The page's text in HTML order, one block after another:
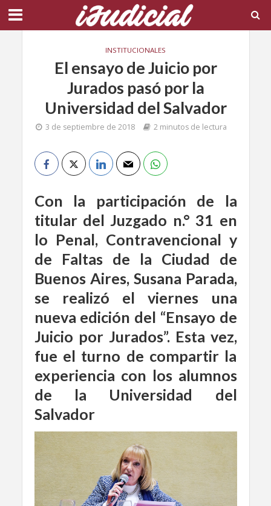
INSTITUCIONALES
El ensayo de Juicio por
Jurados pasó por la
Universidad del Salvador
3 de septiembre de 2018 2 minutos de lectura
Con la participación de la
titular del Juzgado n.° 31 en
lo Penal, Contravencional y
de Faltas de la Ciudad de
Buenos Aires, Susana Parada,
se realizó el viernes una
nueva edición del “Ensayo de
Juicio por Jurados”. Esta vez,
fue el turno de compartir la
experiencia con los alumnos
de la Universidad del
Salvador